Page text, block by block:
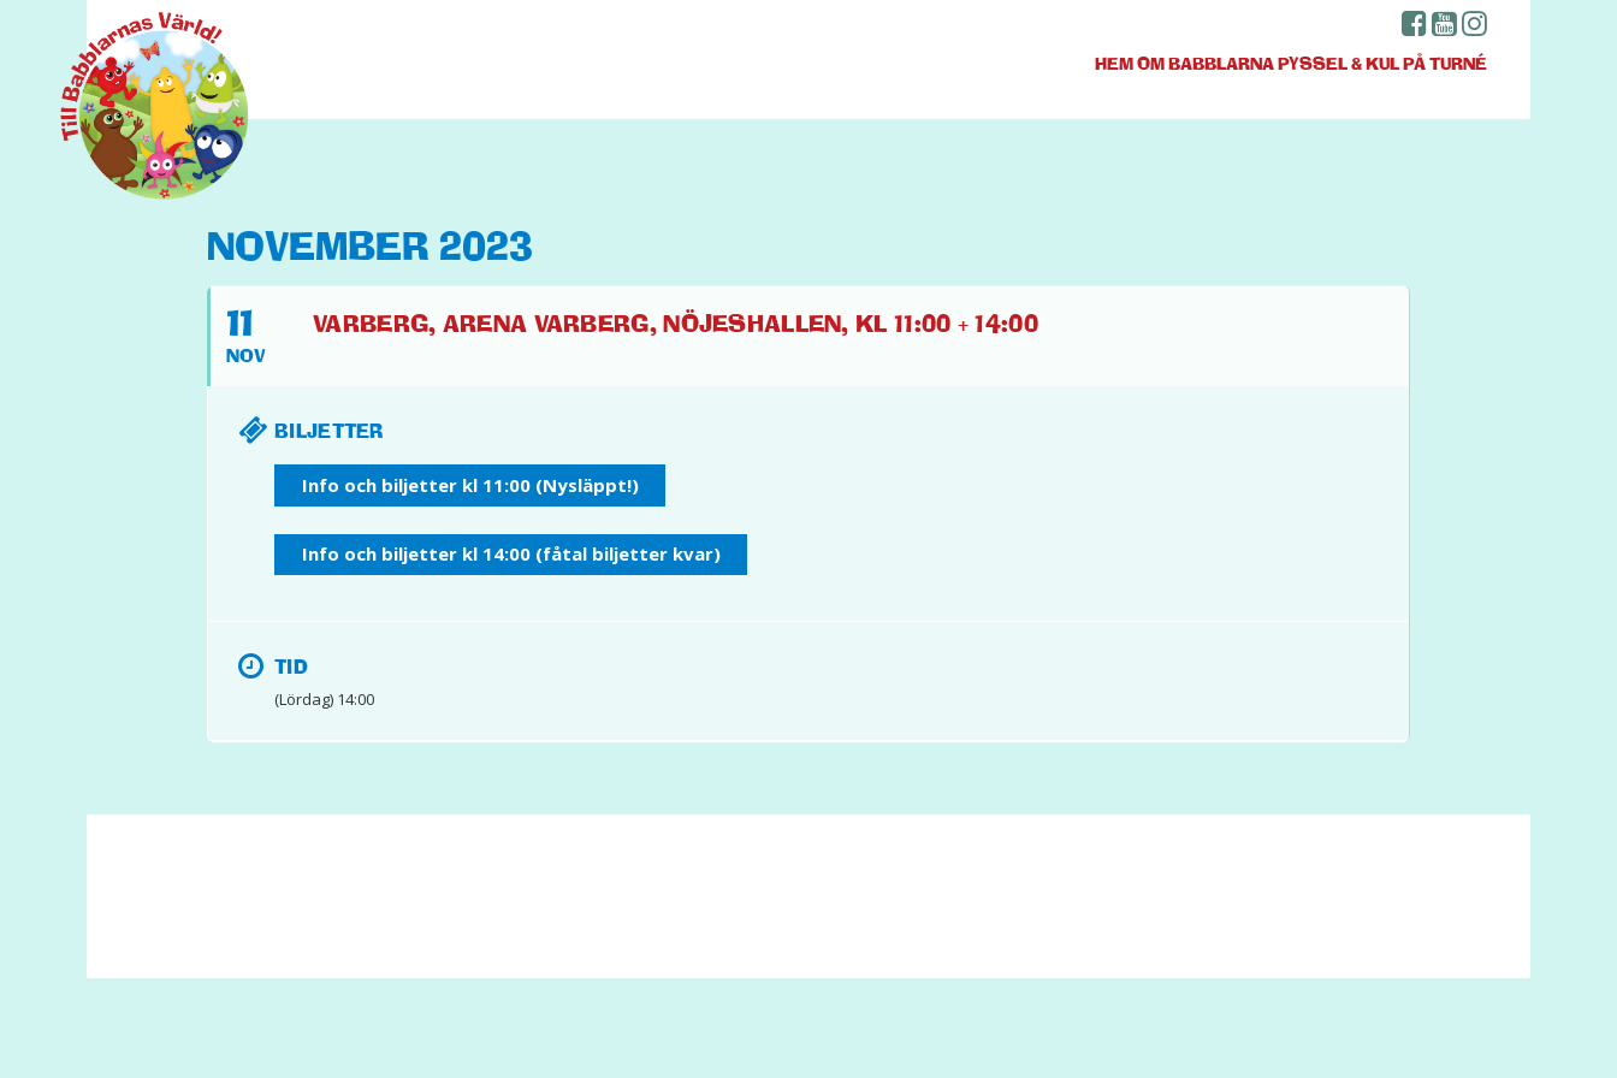
HEMOM BABBLARNAPYSSEL & KULPÅ TURNÉ
NOVEMBER 2023
11
NOV
VARBERG, ARENA VARBERG, NÖJESHALLEN, KL 11:00 + 14:00
BILJETTER
Info och biljetter kl 11:00 (Nysläppt!)
Info och biljetter kl 14:00 (fåtal biljetter kvar)
TID
(Lördag) 14:00